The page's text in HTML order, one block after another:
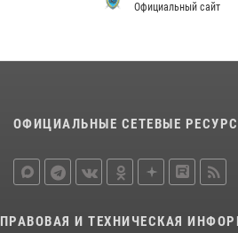
Официальный сайт
ОФИЦИАЛЬНЫЕ СЕТЕВЫЕ
ПРАВОВАЯ И ТЕХНИЧЕСКАЯ